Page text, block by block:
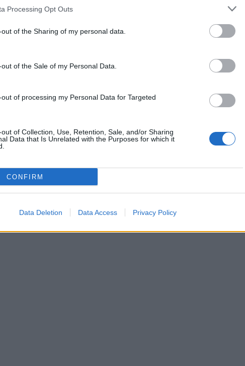
Processing Opt Outs
of the Sharing of my personal data.
of the Sale of my Personal Data.
of processing my Personal Data for Targeted
of Collection, Use, Retention, Sale, and/or Sharing
Data that Is Unrelated with the Purposes for which it
CONFIRM
Data Deletion Data Access Privacy Policy